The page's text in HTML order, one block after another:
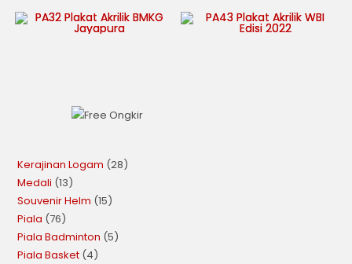
Kerajinan Logam 28
Medali 13
Souvenir Helm 15
Piala 76
Piala Badminton 5
Piala Basket 4